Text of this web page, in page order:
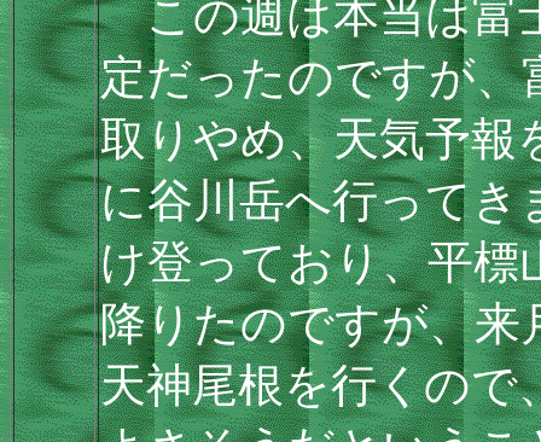
この週は本当は富
定だったのですが、
取りやめ、天気予報
に谷川岳へ行ってき
け登っており、平標
降りたのですが、来
天神尾根を行くので